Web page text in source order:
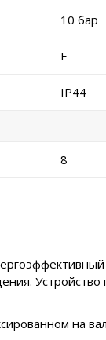
10 бар
F
IP44
8
на